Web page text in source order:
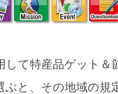
して特産品ゲット＆
ぶと、その地域の規